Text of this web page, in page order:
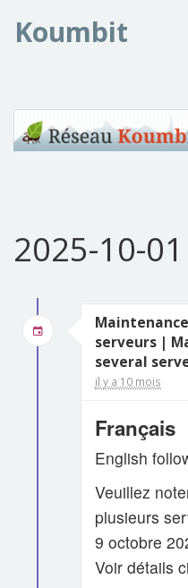
Koumbit
2025-10-01
serveurs |
several
il y a 10 mois
Français
English
Veuillez
plusieurs
9 octobre
Voir détails